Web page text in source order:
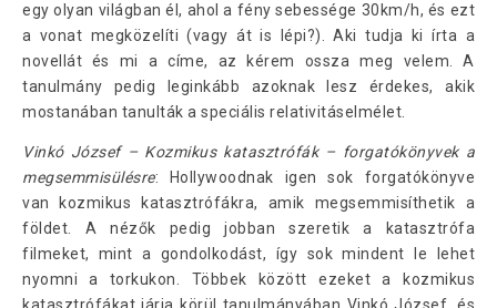
egy olyan világban él, ahol a fény sebessége 30km/h, és ezt
a vonat megközelíti (vagy át is lépi?). Aki tudja ki írta a
novellát és mi a címe, az kérem ossza meg velem. A
tanulmány pedig leginkább azoknak lesz érdekes, akik
mostanában tanulták a speciális relativitáselmélet.
Vinkó József – Kozmikus katasztrófák – forgatókönyvek a
megsemmisülésre: Hollywoodnak igen sok forgatókönyve
van kozmikus katasztrófákra, amik megsemmisíthetik a
földet. A nézők pedig jobban szeretik a katasztrófa
filmeket, mint a gondolkodást, így sok mindent le lehet
nyomni a torkukon. Többek között ezeket a kozmikus